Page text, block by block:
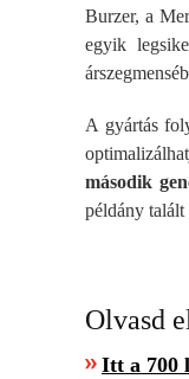
Burzer, a
egyik
A gyártás
második
példány talált
Olvasd
Itt a 700